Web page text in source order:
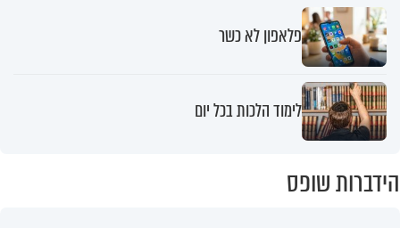
פלאפון לא כשר
לימוד הלכות בכל יום
הידברות שופס